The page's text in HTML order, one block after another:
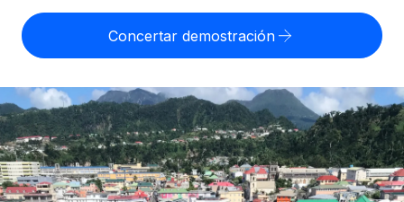
cumpliendo la normativa.
Integra y gestiona a autónomos globalmente.
PEO
Externaliza tareas laborales complejas.
Comparador de Remote
Compáranos con otras empresas.
ETAPAS DE CRECIMIENTO
Startups
Soluciones ágiles de RR. HH. globales y nóminas para
empresas en crecimiento.
cualquier país.
Descubre opciones de divisas y tiempos de pago para
autónomos globales.
APRENDIZAJE CON REMOTE
English
Nederlands
Français
Deutsch
Concertar demostración